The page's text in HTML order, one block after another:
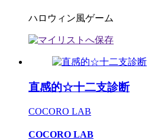
ハロウィン風ゲーム
直感的☆十二支診断
COCORO LAB
COCORO LAB